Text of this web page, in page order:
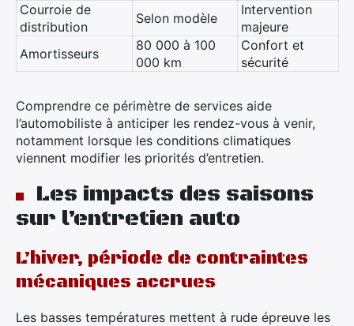
Courroie de
distribution
Selon modèle
Intervention
majeure
Amortisseurs
80 000 à 100
000 km
Confort et
sécurité
Comprendre ce périmètre de services aide
l’automobiliste à anticiper les rendez-vous à venir,
notamment lorsque les conditions climatiques
viennent modifier les priorités d’entretien.
Les impacts des saisons
sur l’entretien auto
L’hiver, période de contraintes
mécaniques accrues
Les basses températures mettent à rude épreuve les